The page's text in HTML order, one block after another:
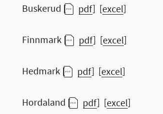
Buskerud [ pdf] [excel]
Finnmark [ pdf] [excel]
Hedmark [ pdf] [excel]
Hordaland [ pdf] [excel]